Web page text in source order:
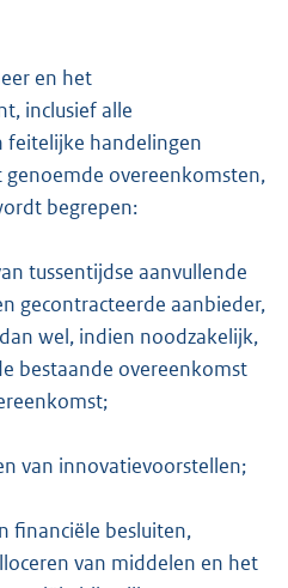
en het
inclusief alle
feitelijke handelingen
overeenkomsten,
begrepen:
tussentijdse aanvullende
gecontracteerde aanbieder,
wel, indien noodzakelijk,
bestaande overeenkomst
van innovatievoorstellen;
financiële besluiten,
van middelen en het